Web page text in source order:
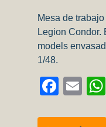
Mesa de
Legion Condor.
models
1/48.